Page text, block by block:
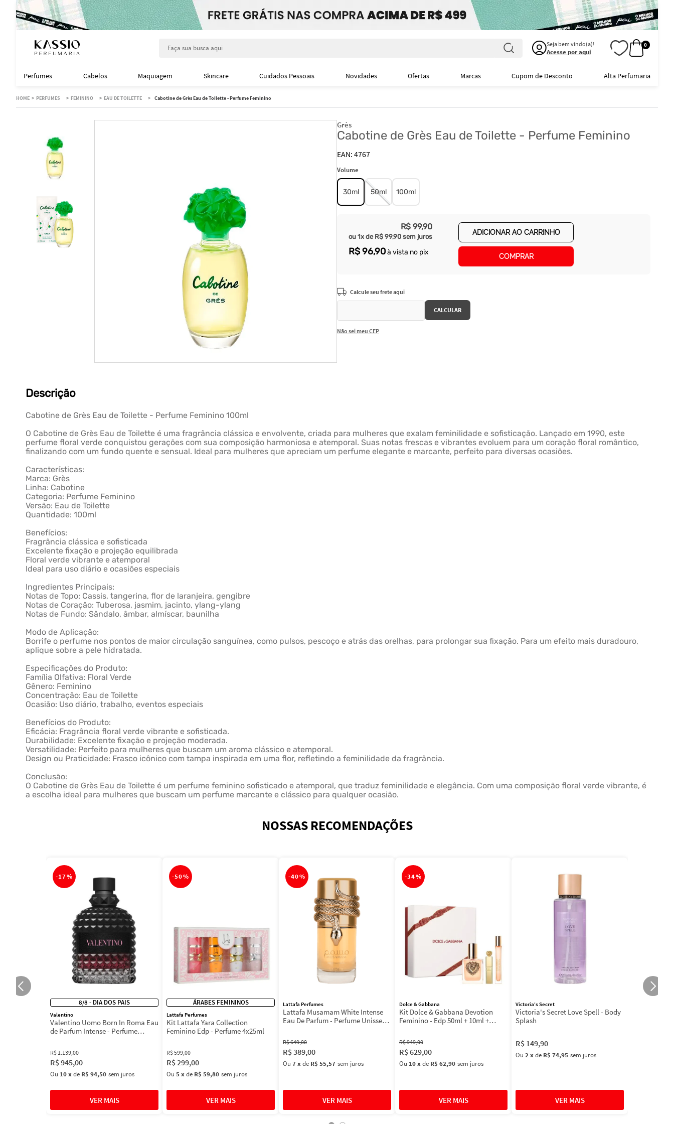
Seja bem vindo(a)!
Acesse por aqui
0
Perfumes Cabelos Maquiagem Skincare Cuidados Pessoais Novidades Ofertas Marcas Cupom de Desconto Alta Perfumaria
PERFUMES FEMININO EAU DE TOILETTE Cabotine de Grès Eau de Toilette - Perfume Feminino
Grès
Cabotine de Grès Eau de Toilette - Perfume Feminino
4767
Volume
30ml 50ml 100ml
R$ 99,90
ou 1x de R$ 99,90 sem juros
R$96,90à vista no pix
ADICIONAR AO CARRINHO
COMPRAR
Não sei meu CEP
Descrição
Cabotine de Grès Eau de Toilette - Perfume Feminino 100ml
O Cabotine de Grès Eau de Toilette é uma fragrância clássica e envolvente, criada para mulheres que exalam feminilidade e sofisticação. Lançado em 1990, este
perfume floral verde conquistou gerações com sua composição harmoniosa e atemporal. Suas notas frescas e vibrantes evoluem para um coração floral romântico,
finalizando com um fundo quente e sensual. Ideal para mulheres que apreciam um perfume elegante e marcante, perfeito para diversas ocasiões.
Características:
Marca: Grès
Linha: Cabotine
Categoria: Perfume Feminino
Versão: Eau de Toilette
Quantidade: 100ml
Benefícios:
Fragrância clássica e sofisticada
Excelente fixação e projeção equilibrada
Floral verde vibrante e atemporal
Ideal para uso diário e ocasiões especiais
Ingredientes Principais:
Notas de Topo: Cassis, tangerina, flor de laranjeira, gengibre
Notas de Coração: Tuberosa, jasmim, jacinto, ylang-ylang
Notas de Fundo: Sândalo, âmbar, almíscar, baunilha
Modo de Aplicação:
Borrife o perfume nos pontos de maior circulação sanguínea, como pulsos, pescoço e atrás das orelhas, para prolongar sua fixação. Para um efeito mais duradouro,
aplique sobre a pele hidratada.
Especificações do Produto:
Família Olfativa: Floral Verde
Gênero: Feminino
Concentração: Eau de Toilette
Ocasião: Uso diário, trabalho, eventos especiais
Benefícios do Produto:
Eficácia: Fragrância floral verde vibrante e sofisticada.
Durabilidade: Excelente fixação e projeção moderada.
Versatilidade: Perfeito para mulheres que buscam um aroma clássico e atemporal.
Design ou Praticidade: Frasco icônico com tampa inspirada em uma flor, refletindo a feminilidade da fragrância.
Conclusão:
O Cabotine de Grès Eau de Toilette é um perfume feminino sofisticado e atemporal, que traduz feminilidade e elegância. Com uma composição floral verde vibrante, é
a escolha ideal para mulheres que buscam um perfume marcante e clássico para qualquer ocasião.
NOSSAS RECOMENDAÇÕES
-17%
8/8 - DIA DOS PAIS
Valentino
Valentino Uomo Born In Roma Eau
de Parfum Intense - Perfume
R$1.139,00
R$945,00
Ou 10xde R$ 94,50 sem juros
-50%
ÁRABES FEMININOS
Lattafa Perfumes
Kit Lattafa Yara Collection
Feminino Edp - Perfume 4x25ml
R$599,00
R$299,00
Ou 5xde R$ 59,80 sem juros
-40%
Lattafa Perfumes
Lattafa Musamam White Intense
Eau De Parfum - Perfume Unissex
R$649,00
R$389,00
Ou 7xde R$ 55,57 sem juros
-34%
Dolce & Gabbana
Kit Dolce & Gabbana Devotion
Feminino - Edp 50ml + 10ml +
R$949,00
R$629,00
Ou 10xde R$ 62,90 sem juros
Victoria's Secret
Victoria's Secret Love Spell - Body
Splash
R$ 149,90
Ou 2xde R$ 74,95 sem juros